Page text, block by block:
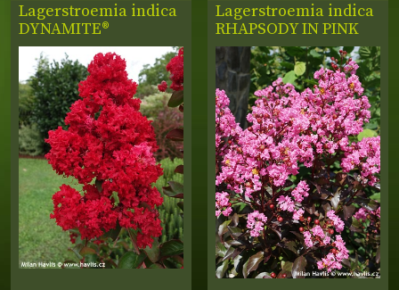
Lagerstroemia indica
DYNAMITE®
Lagerstroemia indica
RHAPSODY IN PINK